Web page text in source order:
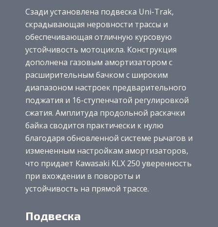
Сзади установлена подвеска Uni-Trak,
скрадывающая неровности трассы и
обеспечивающая отличную курсовую
устойчивость мотоцикла. Конструкция
дополнена газовым амортизатором с
расширительным бачком с широким
диапазоном настроек предварительного
поджатия и 16-ступенчатой регулировкой
сжатия. Амплитуда продольной раскачки
байка сводится практически к нулю
благодаря обновленной системе рычагов и
измененным настройкам амортизаторов,
что придает Kawasaki KLX 250 уверенность
при вхождении в повороты и
устойчивость на прямой трассе.
Подвеска